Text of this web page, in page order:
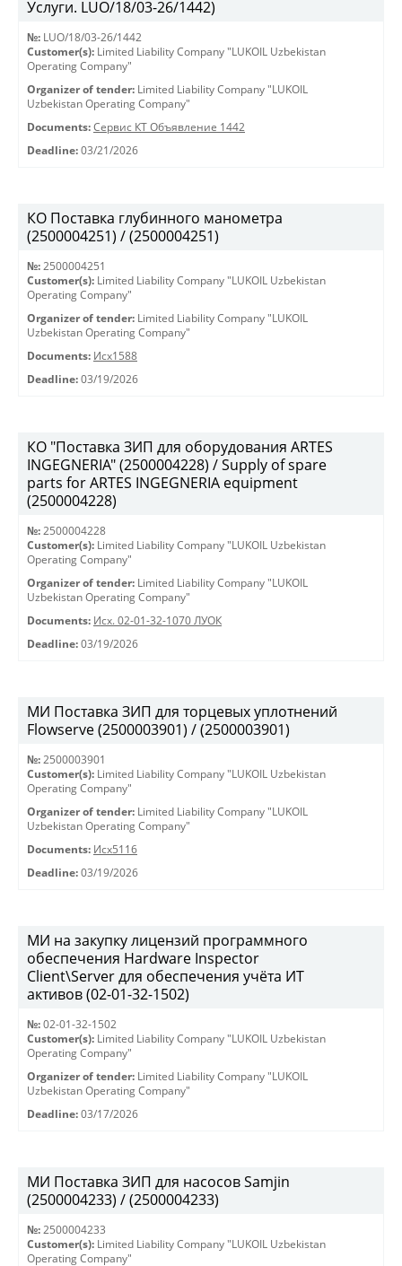
Услуги. LUO/18/03-26/1442)
№: LUO/18/03-26/1442
Customer(s): Limited Liability Company "LUKOIL Uzbekistan
Operating Company"
Organizer of tender: Limited Liability Company "LUKOIL
Uzbekistan Operating Company"
Documents: Сервис КТ Объявление 1442
Deadline: 03/21/2026
КО Поставка глубинного манометра
(2500004251) / (2500004251)
№: 2500004251
Customer(s): Limited Liability Company "LUKOIL Uzbekistan
Operating Company"
Organizer of tender: Limited Liability Company "LUKOIL
Uzbekistan Operating Company"
Documents: Исх1588
Deadline: 03/19/2026
КО "Поставка ЗИП для оборудования ARTES
INGEGNERIA" (2500004228) / Supply of spare
parts for ARTES INGEGNERIA equipment
(2500004228)
№: 2500004228
Customer(s): Limited Liability Company "LUKOIL Uzbekistan
Operating Company"
Organizer of tender: Limited Liability Company "LUKOIL
Uzbekistan Operating Company"
Documents: Исх. 02-01-32-1070 ЛУОК
Deadline: 03/19/2026
МИ Поставка ЗИП для торцевых уплотнений
Flowserve (2500003901) / (2500003901)
№: 2500003901
Customer(s): Limited Liability Company "LUKOIL Uzbekistan
Operating Company"
Organizer of tender: Limited Liability Company "LUKOIL
Uzbekistan Operating Company"
Documents: Исх5116
Deadline: 03/19/2026
МИ на закупку лицензий программного
обеспечения Hardware Inspector
Client\Server для обеспечения учёта ИТ
активов (02-01-32-1502)
№: 02-01-32-1502
Customer(s): Limited Liability Company "LUKOIL Uzbekistan
Operating Company"
Organizer of tender: Limited Liability Company "LUKOIL
Uzbekistan Operating Company"
Deadline: 03/17/2026
МИ Поставка ЗИП для насосов Samjin
(2500004233) / (2500004233)
№: 2500004233
Customer(s): Limited Liability Company "LUKOIL Uzbekistan
Operating Company"